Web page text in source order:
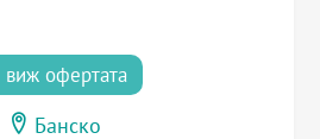
виж офертата
Банско